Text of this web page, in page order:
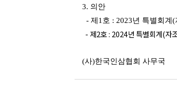
3. 의안
- 제1호 : 2023년 특별회계
- 제2호 : 2024년 특별회계(자
(사)한국인삼협회 사무국​